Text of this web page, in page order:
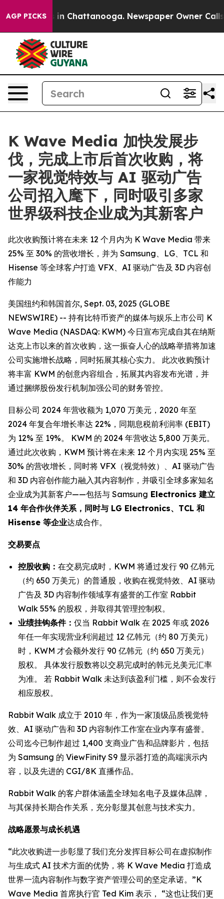
AGP PICKS
Chaos in Chattanooga. Newspaper Owner Calls
K Wave Media 加快发展步
伐，完成上市后首次收购，将
一家视觉特效与 AI 驱动广告
公司招入麾下，同时吸引多家
世界级科技企业成为其新客户
此次收购预计将在未来 12 个月内为 K Wave Media 带来
25% 至 30% 的营收增长，并为 Samsung、LG、TCL 和
Hisense 等全球客户打造 VFX、AI 驱动广告及 3D 内容创
作能力
美国纽约和韩国首尔, Sept. 03, 2025 (GLOBE
NEWSWIRE) -- 持有比特币资产的媒体与娱乐上市公司 K
Wave Media (NASDAQ: KWM) 今日宣布完成自其在纳斯
达克上市以来的首次收购，这一振奋人心的战略举措将加速
公司实施增长战略，同时拓展其核心实力。 此次收购预计
将丰富 KWM 的创意内容组合，拓展其内容发布光谱，并
通过捆绑股份发行机制加强公司的财务管控。
目标公司 2024 年营收额为 1,070 万美元，2020 年至
2024 年复合年增长率达 22%，同期息税前利润率 (EBIT)
为 12% 至 19%。 KWM 的 2024 年营收达 5,800 万美元。
通过此次收购，KWM 预计将在未来 12 个月内实现 25% 至
30% 的营收增长，同时将 VFX（视觉特效）、AI 驱动广告
和 3D 内容创作能力融入其内容制作，并吸引全球多家知名
企业成为其新客户——包括与 Samsung Electronics 建立
14 年合作伙伴关系，同时与 LG Electronics、TCL 和
Hisense 等企业达成合作。
交易要点
控股收购： 在交易完成时，KWM 将通过发行 90 亿韩元
（约 650 万美元）的普通股，收购在视觉特效、AI 驱动
广告及 3D 内容制作领域享有盛誉的工作室 Rabbit
Walk 55% 的股权，并取得其管理控制权。
业绩挂钩条件： 仅当 Rabbit Walk 在 2025 年或 2026
年任一年实现营业利润超过 12 亿韩元（约 80 万美元）
时，KWM 才会额外发行 90 亿韩元（约 650 万美元）
股权。 具体发行股数将以交易完成时的韩元兑美元汇率
为准。 若 Rabbit Walk 未达到该盈利门槛，则不会发行
相应股权。
Rabbit Walk 成立于 2010 年，作为一家顶级品质视觉特
效、AI 驱动广告和 3D 内容制作工作室在业内享有盛誉。
公司迄今已制作超过 1,400 支商业广告和品牌影片，包括
为 Samsung 的 ViewFinity S9 显示器打造的高端演示内
容，以及先进的 CGI/8K 直播作品。
Rabbit Walk 的客户群体涵盖全球知名电子及媒体品牌，
与其保持长期合作关系，充分彰显其创意与技术实力。
战略愿景与成长机遇
“此次收购进一步彰显了我们充分发挥目标公司在虚拟制作
与生成式 AI 技术方面的优势，将 K Wave Media 打造成
世界一流内容制作与数字资产管理公司的坚定承诺。”K
Wave Media 首席执行官 Ted Kim 表示， “这也让我们更